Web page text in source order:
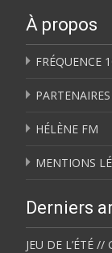
À propos
FRÉQUENCE
PARTENAIRES
HÉLÈNE FM
MENTIONS
Derniers
JEU DE L’ÉTÉ